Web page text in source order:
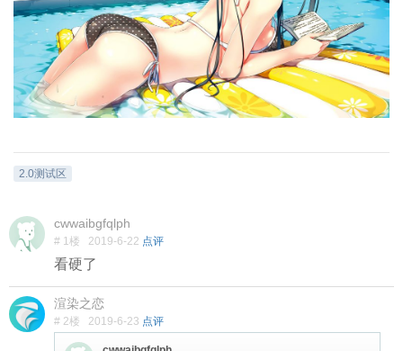
2.0测试区
cwwaibgfqlph
# 1楼 2019-6-22 点评
看硬了
渲染之恋
# 2楼 2019-6-23 点评